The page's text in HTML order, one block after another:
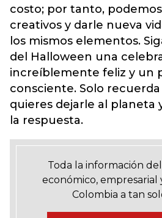
costo; por tanto,
creativos y darle nueva
los mismos elementos.
del Halloween una
increíblemente feliz y un
consciente. Solo
quieres dejarle al planeta
la respuesta.
Toda la información
económico, empresarial
Colombia a tan